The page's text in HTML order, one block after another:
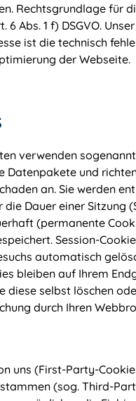
Rechtsgrundlage für
6 Abs. 1 f) DSGVO. Unser
ist die technisch
der Webseite.
verwenden
Datenpakete und
an. Sie werden
Dauer einer Sitzung
(permanente
Session-
automatisch
bleiben auf Ihrem
diese selbst löschen
durch Ihren
uns (First-Party-
(sog. Third-